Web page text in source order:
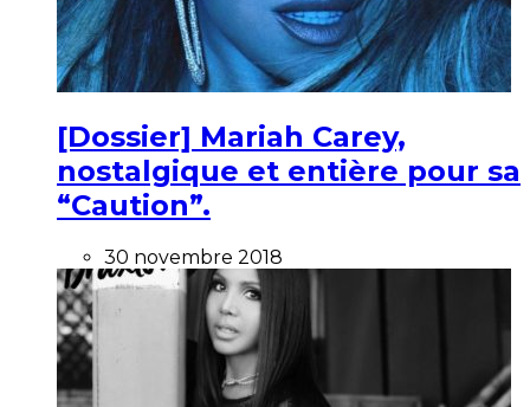
[Dossier] Mariah Carey,
nostalgique et entière pour sa
“Caution”.
30 novembre 2018